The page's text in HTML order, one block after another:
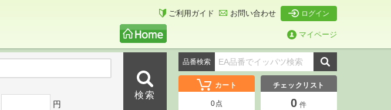
ご利用ガイド お問い合わせ ログイン
マイページ
円
品番検索
カート
0点
チェックリスト
0 件